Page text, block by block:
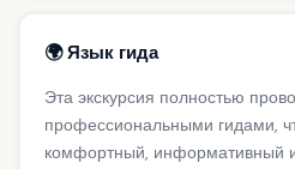
🌍 Язык гида
Эта экскурсия полностью
профессиональными гидами,
комфортный, информативный